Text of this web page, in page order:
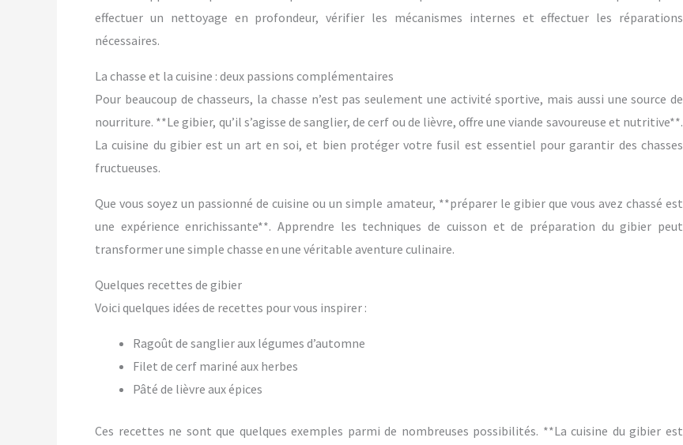
effectuer un nettoyage en profondeur, vérifier les mécanismes internes et effectuer les réparations
nécessaires.
La chasse et la cuisine : deux passions complémentaires
Pour beaucoup de chasseurs, la chasse n’est pas seulement une activité sportive, mais aussi une source de
nourriture. **Le gibier, qu’il s’agisse de sanglier, de cerf ou de lièvre, offre une viande savoureuse et nutritive**.
La cuisine du gibier est un art en soi, et bien protéger votre fusil est essentiel pour garantir des chasses
fructueuses.
Que vous soyez un passionné de cuisine ou un simple amateur, **préparer le gibier que vous avez chassé est
une expérience enrichissante**. Apprendre les techniques de cuisson et de préparation du gibier peut
transformer une simple chasse en une véritable aventure culinaire.
Quelques recettes de gibier
Voici quelques idées de recettes pour vous inspirer :
Ragoût de sanglier aux légumes d’automne
Filet de cerf mariné aux herbes
Pâté de lièvre aux épices
Ces recettes ne sont que quelques exemples parmi de nombreuses possibilités. **La cuisine du gibier est